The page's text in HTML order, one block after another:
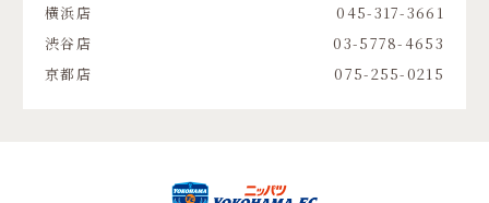
横浜店
045-317-3661
渋谷店
03-5778-4653
京都店
075-255-0215